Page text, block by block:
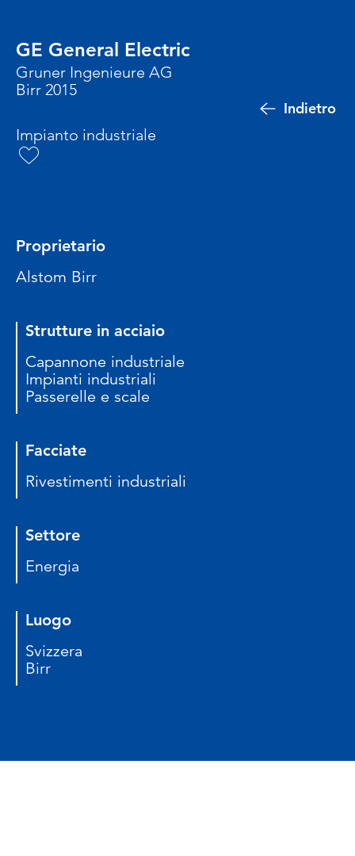
Indietro
GE General Electric
Gruner Ingenieure AG
Birr 2015
Impianto industriale
Proprietario
Alstom Birr
Strutture in acciaio
Capannone industriale
Impianti industriali
Passerelle e scale
Facciate
Rivestimenti industriali
Settore
Energia
Luogo
Svizzera
Birr